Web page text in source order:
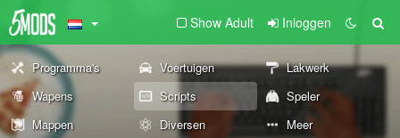
Show Adult Inloggen
Programma's Voertuigen
Lakwerk
Wapens
Scripts
Speler
Mappen
Diversen Meer